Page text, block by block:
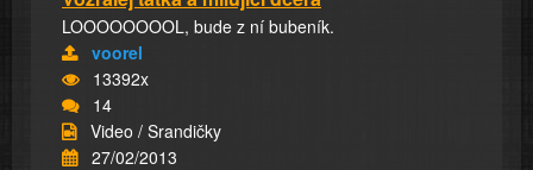
LOOOOOOOOL, bude z ní bubeník.
voorel
13392x
14
Video / Srandičky
27/02/2013